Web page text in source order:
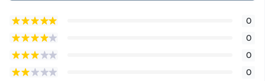
0
0
0
0